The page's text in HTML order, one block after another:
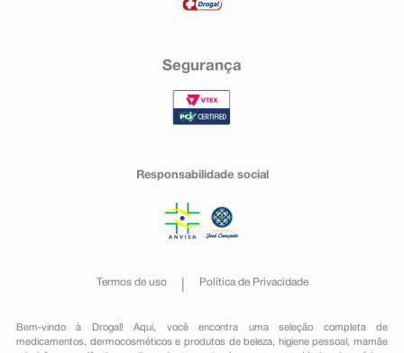
Segurança
Responsabilidade social
Termos de uso Política de Privacidade
Bem-vindo à Drogal! Aqui, você encontra uma seleção completa de
medicamentos , dermocosméticos e produtos de beleza, higiene pessoal ,mamãe